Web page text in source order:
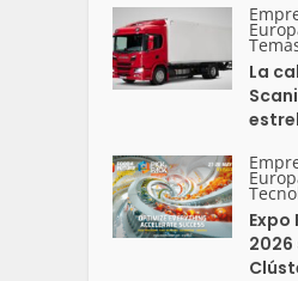
La
Expo
2026